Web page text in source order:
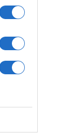
4
La
5
Quanti
spiega il